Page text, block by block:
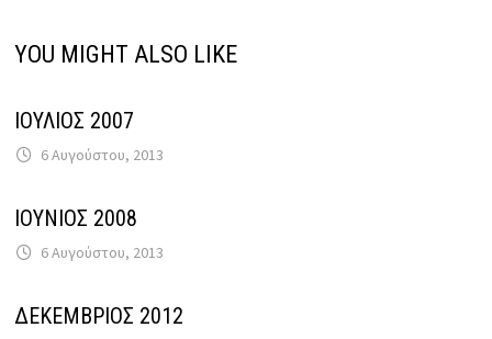
YOU MIGHT ALSO LIKE
ΙΟΥΛΙΟΣ 2007
6 Αυγούστου, 2013
ΙΟΥΝΙΟΣ 2008
6 Αυγούστου, 2013
ΔΕΚΕΜΒΡΙΟΣ 2012